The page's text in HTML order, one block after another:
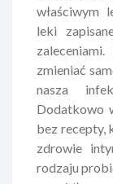
właściwym
leki
zmieniać
nasza
Dodatkowo
bez recepty,
zdrowie
rodzaju